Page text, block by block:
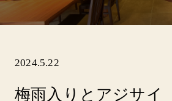
2024.5.22
梅雨入りとアジサイ